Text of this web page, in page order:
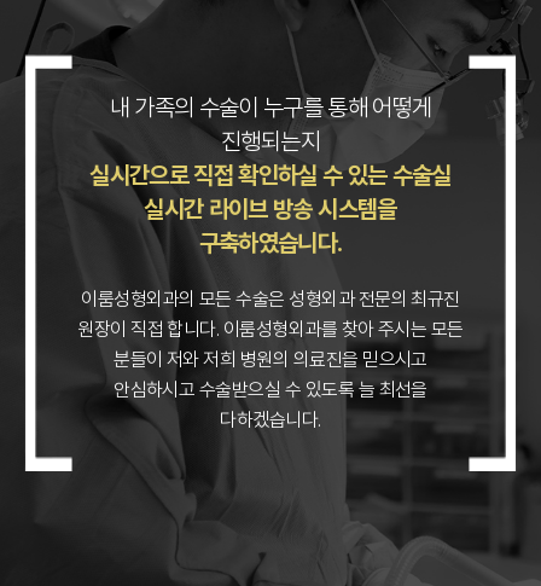
내 가족의 수술이 누구를 통해 어떻게
진행되는지
실시간으로 직접 확인하실 수 있는수술실
실시간 라이브 방송 시스템을
구축하였습니다.
이룸성형외과의 모든 수술은 성형외과 전문의 최규진
원장이 직접 합니다. 이룸성형외과를 찾아 주시는 모든
분들이 저와 저희 병원의 의료진을 믿으시고
안심하시고 수술받으실 수 있도록 늘 최선을
다하겠습니다.